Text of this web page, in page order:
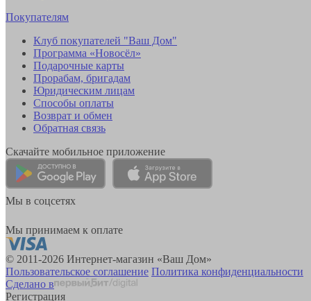
Покупателям
Клуб покупателей "Ваш Дом"
Программа «Новосёл»
Подарочные карты
Прорабам, бригадам
Юридическим лицам
Способы оплаты
Возврат и обмен
Обратная связь
Скачайте мобильное приложение
Мы в соцсетях
Мы принимаем к оплате
© 2011-2026 Интернет-магазин «Ваш Дом»
Пользовательское соглашение Политика конфиденциальности
Сделано в
Регистрация